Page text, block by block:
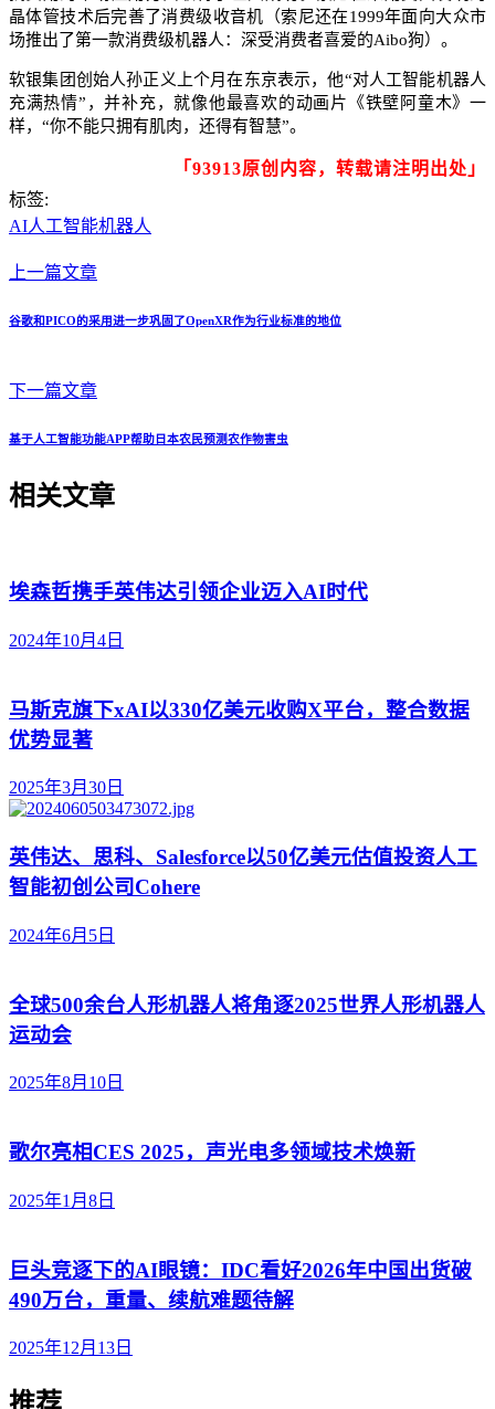
晶体管技术后完善了消费级收音机（索尼还在1999年面向大众市
场推出了第一款消费级机器人：深受消费者喜爱的Aibo狗）。
软银集团创始人孙正义上个月在东京表示，他“对人工智能机器人
充满热情”，并补充，就像他最喜欢的动画片《铁壁阿童木》一
样，“你不能只拥有肌肉，还得有智慧”。
「93913原创内容，转载请注明出处」
标签:
AI人工智能机器人
上一篇文章
谷歌和PICO的采用进一步巩固了OpenXR作为行业标准的地位
下一篇文章
基于人工智能功能APP帮助日本农民预测农作物害虫
相关文章
埃森哲携手英伟达引领企业迈入AI时代
2024年10月4日
马斯克旗下xAI以330亿美元收购X平台，整合数据
优势显著
2025年3月30日
英伟达、思科、Salesforce以50亿美元估值投资人工
智能初创公司Cohere
2024年6月5日
全球500余台人形机器人将角逐2025世界人形机器人
运动会
2025年8月10日
歌尔亮相CES 2025，声光电多领域技术焕新
2025年1月8日
巨头竞逐下的AI眼镜：IDC看好2026年中国出货破
490万台，重量、续航难题待解
2025年12月13日